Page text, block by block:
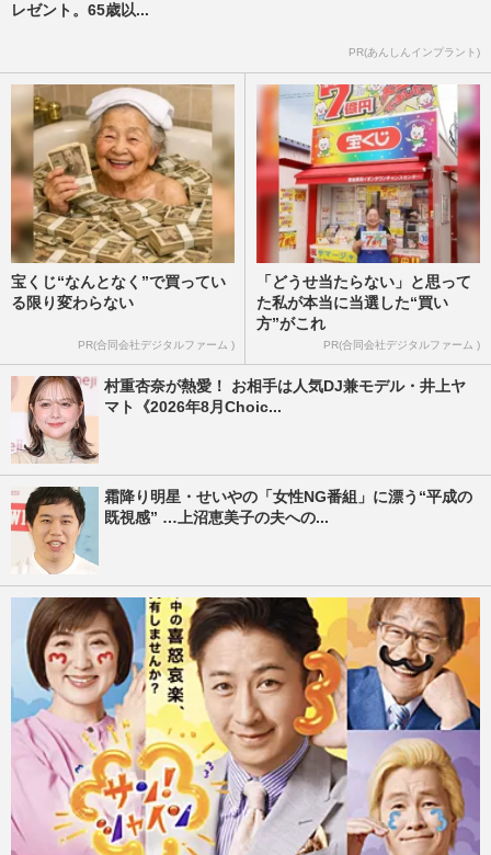
レゼント。65歳以...
PR(あんしんインプラント)
宝くじ“なんとなく”で買ってい
る限り変わらない
PR(合同会社デジタルファーム )
「どうせ当たらない」と思って
た私が本当に当選した“買い
方”がこれ
PR(合同会社デジタルファーム )
村重杏奈が熱愛！ お相手は人気DJ兼モデル・井上ヤ
マト《2026年8月Choic...
霜降り明星・せいやの「女性NG番組」に漂う“平成の
既視感” …上沼恵美子の夫への...